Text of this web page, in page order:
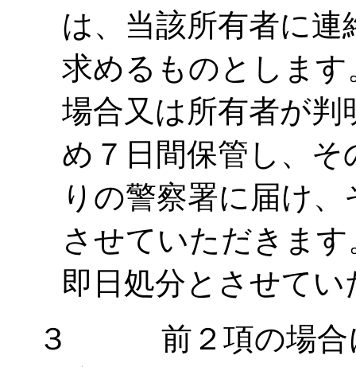
は、当該所有者に
求めるものとしま
場合又は所有者が
め７日間保管し、
りの警察署に届け
させていただきま
即日処分とさせて
３ 前２項の場合に